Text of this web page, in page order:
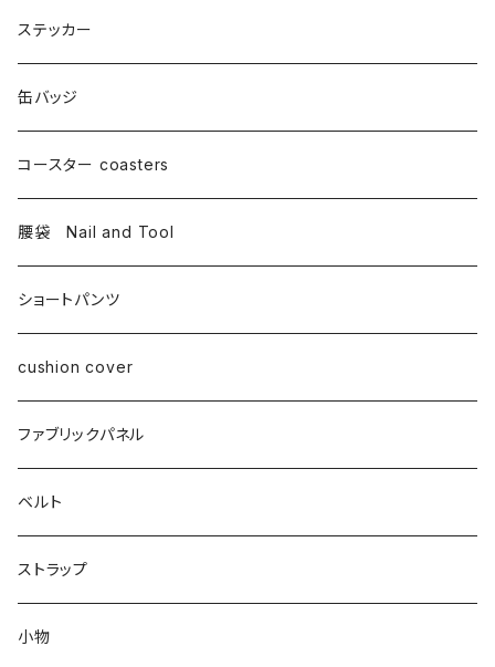
ステッカー
缶バッジ
コースター coasters
腰袋 Nail and Tool
ショートパンツ
cushion cover
ファブリックパネル
ベルト
ストラップ
小物